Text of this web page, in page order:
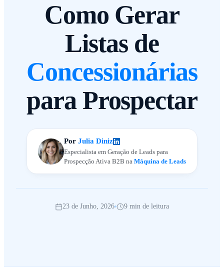
Como Gerar
Listas de
Concessionárias
para Prospectar
Por Julia Diniz
Especialista em Geração de Leads para
Prospecção Ativa B2B na Máquina de Leads
23 de Junho, 2026 9 min de leitura